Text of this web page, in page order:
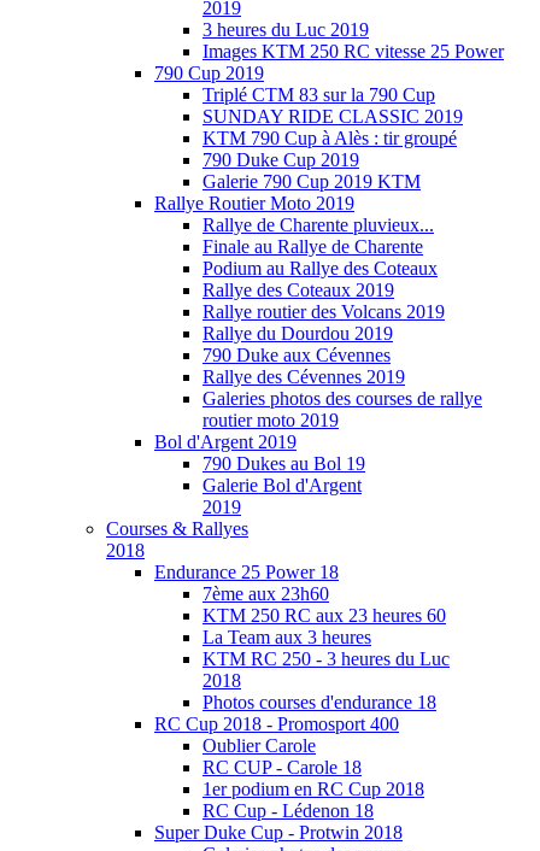
2019
3 heures du Luc 2019
Images KTM 250 RC vitesse 25 Power
790 Cup 2019
Triplé CTM 83 sur la 790 Cup
SUNDAY RIDE CLASSIC 2019
KTM 790 Cup à Alès : tir groupé
790 Duke Cup 2019
Galerie 790 Cup 2019 KTM
Rallye Routier Moto 2019
Rallye de Charente pluvieux...
Finale au Rallye de Charente
Podium au Rallye des Coteaux
Rallye des Coteaux 2019
Rallye routier des Volcans 2019
Rallye du Dourdou 2019
790 Duke aux Cévennes
Rallye des Cévennes 2019
Galeries photos des courses de rallye
routier moto 2019
Bol d'Argent 2019
790 Dukes au Bol 19
Galerie Bol d'Argent
2019
Courses & Rallyes
2018
Endurance 25 Power 18
7ème aux 23h60
KTM 250 RC aux 23 heures 60
La Team aux 3 heures
KTM RC 250 - 3 heures du Luc
2018
Photos courses d'endurance 18
RC Cup 2018 - Promosport 400
Oublier Carole
RC CUP - Carole 18
1er podium en RC Cup 2018
RC Cup - Lédenon 18
Super Duke Cup - Protwin 2018